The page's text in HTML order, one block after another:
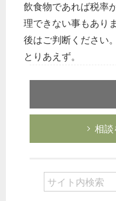
飲食物であれば税率
理できない事もありま
後はご判断ください。
とりあえず。
相談